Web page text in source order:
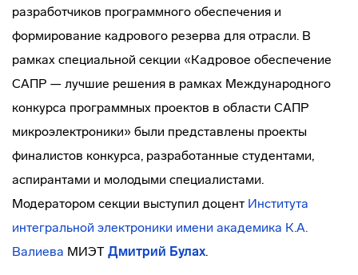
разработчиков программного обеспечения и
формирование кадрового резерва для отрасли. В
рамках специальной секции «Кадровое обеспечение
САПР — лучшие решения в рамках Международного
конкурса программных проектов в области САПР
микроэлектроники» были представлены проекты
финалистов конкурса, разработанные студентами,
аспирантами и молодыми специалистами.
Модератором секции выступил доцент Института
интегральной электроники имени академика К.А.
Валиева МИЭТ Дмитрий Булах.